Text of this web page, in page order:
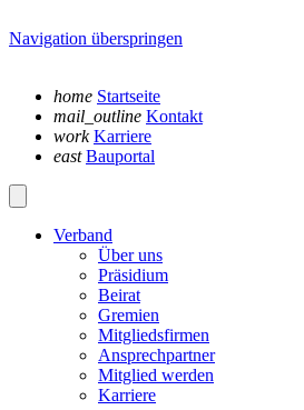
Navigation überspringen
home Startseite
mail_outline Kontakt
work Karriere
east Bauportal
Verband
Über uns
Präsidium
Beirat
Gremien
Mitgliedsfirmen
Ansprechpartner
Mitglied werden
Karriere